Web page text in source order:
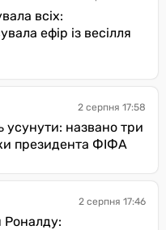
всіх:
ефір із весілля
2 серпня 17:58
усунути: названо три
президента ФІФА
2 серпня 17:46
Роналду: